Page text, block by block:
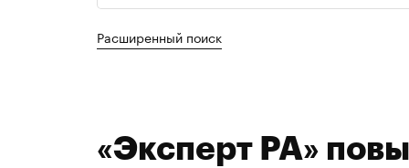
Расширенный поиск
«Эксперт РА»